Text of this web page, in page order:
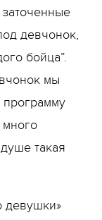
девчонок,
бойца”.
мы
программу
такая
девушки»